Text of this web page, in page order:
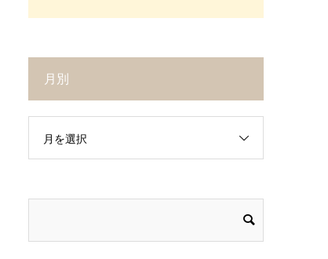
月別
月を選択